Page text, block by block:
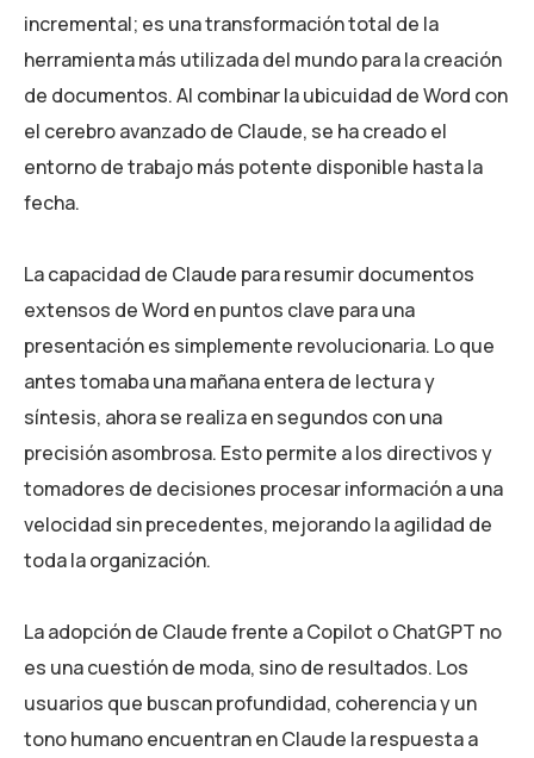
incremental; es una transformación total de la
herramienta más utilizada del mundo para la creación
de documentos. Al combinar la ubicuidad de Word con
el cerebro avanzado de Claude, se ha creado el
entorno de trabajo más potente disponible hasta la
fecha.
La capacidad de Claude para resumir documentos
extensos de Word en puntos clave para una
presentación es simplemente revolucionaria. Lo que
antes tomaba una mañana entera de lectura y
síntesis, ahora se realiza en segundos con una
precisión asombrosa. Esto permite a los directivos y
tomadores de decisiones procesar información a una
velocidad sin precedentes, mejorando la agilidad de
toda la organización.
La adopción de Claude frente a Copilot o ChatGPT no
es una cuestión de moda, sino de resultados. Los
usuarios que buscan profundidad, coherencia y un
tono humano encuentran en Claude la respuesta a